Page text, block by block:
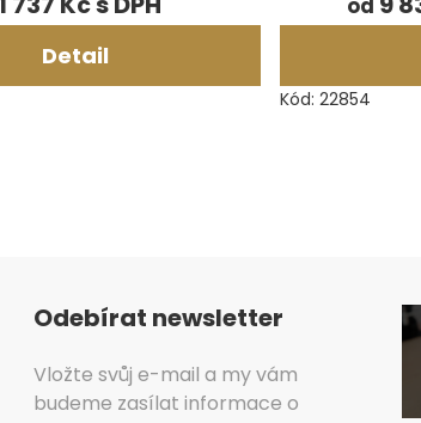
Detail
od
Kód: 22854
Odebírat newsletter
Vložte svůj e-mail a my vám
budeme zasílat informace o